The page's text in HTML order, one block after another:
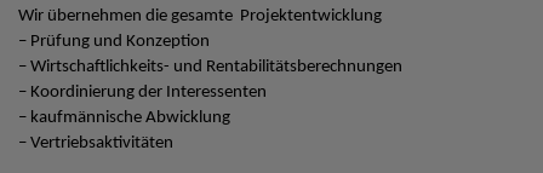
Wir übernehmen die gesamte Projektentwicklung
– Prüfung und Konzeption
– Wirtschaftlichkeits- und Rentabilitätsberechnungen
– Koordinierung der Interessenten
– kaufmännische Abwicklung
– Vertriebsaktivitäten